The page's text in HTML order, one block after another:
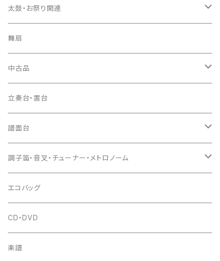
口前袋・尾布
爪・爪輪
爪入
爪駒入
猫足入
爪ばさみ
箏柱
柱入
平柱入
琴台
長トランク・三ツ折トランク
ソフトケース
雨用カバー
長袋・三ツ組袋・胴袋
胴掛
根緒
糸
(丸三) 寿糸
はつね糸
駒
地唄駒
長唄駒
糸駒入
爪駒入
撥入
尺八袋
歌口キャップ
つゆ切り
篠笛（本体）
お祭り用６穴
お祭り用７穴
篠笛袋
太鼓・お祭り関連
太鼓（本体）
太鼓撥
手拍子（チャンチャン）
当り鉦
シュモク（当り鉦バチ）
舞扇
中古品
箏（本体）
三味線（本体）
立奏台・置台
譜面台
座奏用譜面台
立奏用譜面台
調子笛・音叉・チューナー・メトロノーム
調子笛・音叉
チューナー・メトロノーム
エコバッグ
CD・DVD
楽譜